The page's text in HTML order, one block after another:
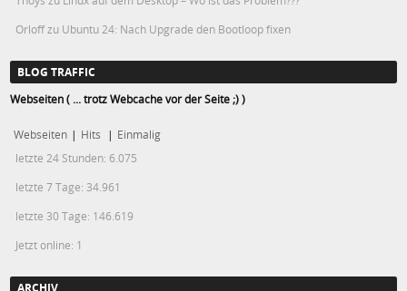
Orloffzu Ubuntu 24: Nach Upgrade den Bootloop fixen
BLOG TRAFFIC
Webseiten ( ... trotz Webcache vor der Seite ;) )
Webseiten | Hits | Einmalig
letzte 24 Stunden:6.075
letzte 7 Tage: 34.961
letzte 30 Tage: 146.619
Jetzt online: 1
ARCHIV